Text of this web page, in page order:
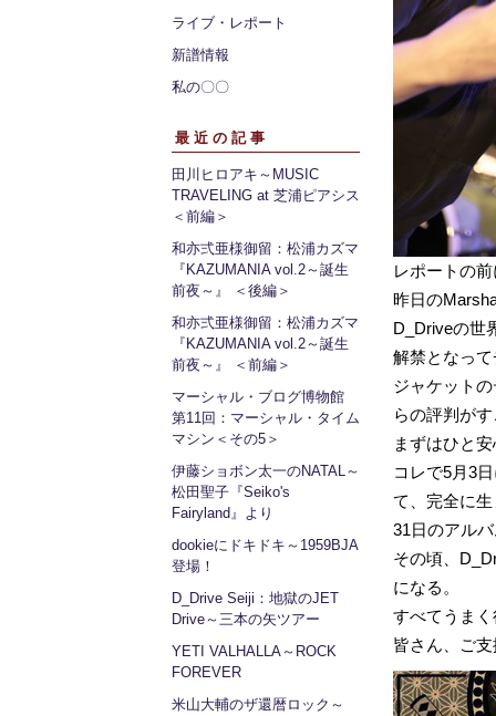
ライブ・レポート
新譜情報
私の〇〇
最近の記事
田川ヒロアキ～MUSIC
TRAVELING at 芝浦ピアシス
＜前編＞
和亦弍亜様御留：松浦カズマ
『KAZUMANIA vol.2～誕生
前夜～』 ＜後編＞
和亦弍亜様御留：松浦カズマ
『KAZUMANIA vol.2～誕生
前夜～』 ＜前編＞
マーシャル・ブログ博物館
第11回：マーシャル・タイム
マシン＜その5＞
伊藤ショボン太一のNATAL～
松田聖子『Seiko's
Fairyland』より
dookieにドキドキ～1959BJA
登場！
D_Drive Seiji：地獄のJET
Drive～三本の矢ツアー
YETI VALHALLA～ROCK
FOREVER
米山大輔のザ還暦ロック～
レポートの
昨日の
D_Driveの世
解禁となっ
ジャケット
らの評判が
まずはひと
コレで5月3
て、完全に
31日のアル
その頃、
になる。
すべてうま
皆さん、ご